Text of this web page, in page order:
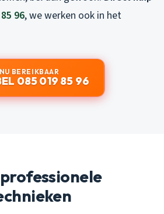
96, we werken ook in het
BEREIKBAAR
085 019 85 96